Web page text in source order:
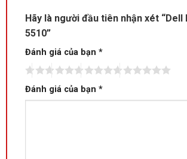
Hãy là người đầu tiên nhận xét “Dell
5510”
Đánh giá của bạn *
Đánh giá của bạn *